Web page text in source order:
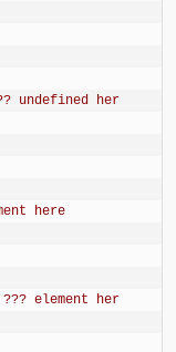
undefined her
here
element her